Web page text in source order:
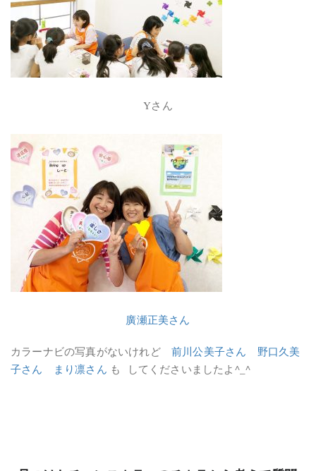
Yさん
廣瀬正美さん
カラーナビの写真がないけれど 前川公美子さん
野口久美
子さん
まり凛さん も してくださいましたよ^_^